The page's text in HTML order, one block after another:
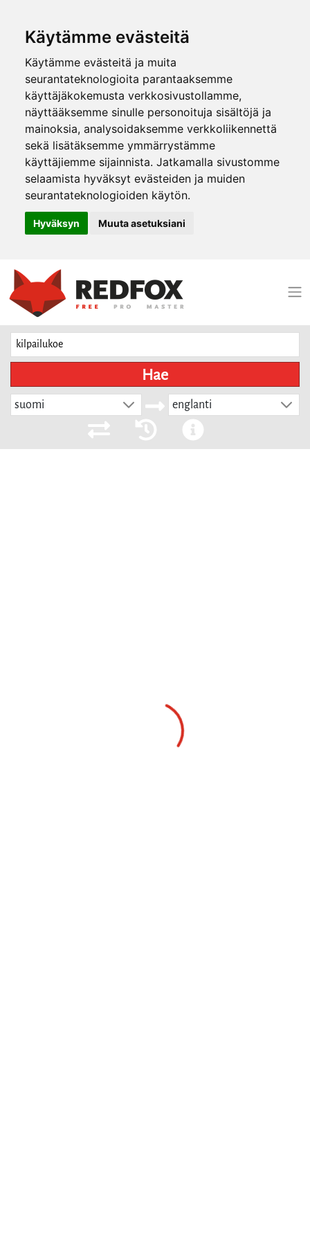
Käytämme evästeitä
Käytämme evästeitä ja muita
seurantateknologioita parantaaksemme
käyttäjäkokemusta verkkosivustollamme,
näyttääksemme sinulle personoituja sisältöjä ja
mainoksia, analysoidaksemme verkkoliikennettä
sekä lisätäksemme ymmärrystämme
käyttäjiemme sijainnista. Jatkamalla sivustomme
selaamista hyväksyt evästeiden ja muiden
seurantateknologioiden käytön.
Hyväksyn Muuta asetuksiani
Hae
suomi englanti